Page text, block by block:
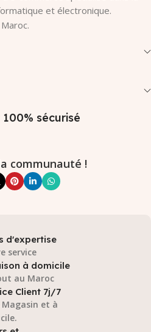
et électronique.
sécurisé
communauté !
d'expertise
service
à domicile
au Maroc
Client 7j/7
Magasin et à